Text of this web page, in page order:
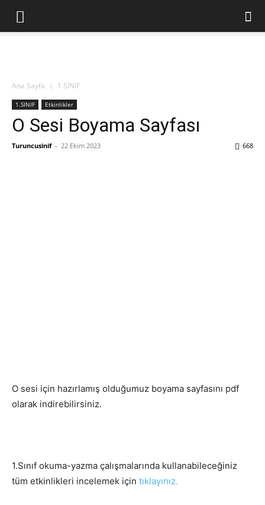
Ana Sayfa 1.SINIF
1.SINIF Etkinlikler
O Sesi Boyama Sayfası
Turuncusinif - 22 Ekim 2023 668
O sesi için hazırlamış olduğumuz boyama sayfasını pdf
olarak indirebilirsiniz.
1.Sınıf okuma-yazma çalışmalarında kullanabileceğiniz
tüm etkinlikleri incelemek için tıklayınız.